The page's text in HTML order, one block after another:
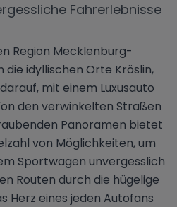
Fahrerlebnisse
Region Mecklenburg-
idyllischen Orte Kröslin,
mit einem Luxusauto
den verwinkelten Straßen
Panoramen bietet
von Möglichkeiten, um
Sportwagen unvergesslich
Routen durch die hügelige
Herz eines jeden Autofans